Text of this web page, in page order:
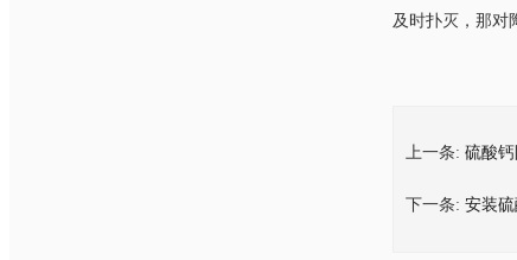
及时扑灭，那对
上一条: 硫酸
下一条: 安装